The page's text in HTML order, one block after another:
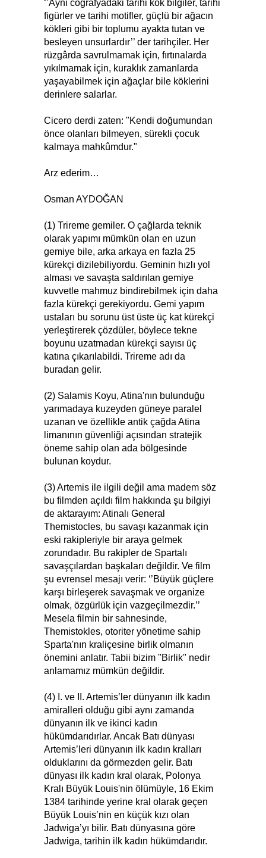
‘’Aynı coğrafyadaki tarihi kök bilgiler, tarihi
figürler ve tarihi motifler, güçlü bir ağacın
kökleri gibi bir toplumu ayakta tutan ve
besleyen unsurlardır’’ der tarihçiler. Her
rüzgârda savrulmamak için, fırtınalarda
yıkılmamak için, kuraklık zamanlarda
yaşayabilmek için ağaçlar bile köklerini
derinlere salarlar.
Cicero derdi zaten: "Kendi doğumundan
önce olanları bilmeyen, sürekli çocuk
kalmaya mahkûmdur."
Arz ederim…
Osman AYDOĞAN
(1) Trireme gemiler. O çağlarda teknik
olarak yapımı mümkün olan en uzun
gemiye bile, arka arkaya en fazla 25
kürekçi dizilebiliyordu. Geminin hızlı yol
alması ve savaşta saldırılan gemiye
kuvvetle mahmuz bindirebilmek için daha
fazla kürekçi gerekiyordu. Gemi yapım
ustaları bu sorunu üst üste üç kat kürekçi
yerleştirerek çözdüler, böylece tekne
boyunu uzatmadan kürekçi sayısı üç
katına çıkarılabildi. Trireme adı da
buradan gelir.
(2) Salamis Koyu, Atina'nın bulunduğu
yarımadaya kuzeyden güneye paralel
uzanan ve özellikle antik çağda Atina
limanının güvenliği açısından stratejik
öneme sahip olan ada bölgesinde
bulunan koydur.
(3) Artemis ile ilgili değil ama madem söz
bu filmden açıldı film hakkında şu bilgiyi
de aktarayım: Atinalı General
Themistocles, bu savaşı kazanmak için
eski rakipleriyle bir araya gelmek
zorundadır. Bu rakipler de Spartalı
savaşçılardan başkaları değildir. Ve film
şu evrensel mesajı verir: ‘’Büyük güçlere
karşı birleşerek savaşmak ve organize
olmak, özgürlük için vazgeçilmezdir.’’
Mesela filmin bir sahnesinde,
Themistokles, otoriter yönetime sahip
Sparta'nın kraliçesine birlik olmanın
önemini anlatır. Tabii bizim ''Birlik'' nedir
anlamamız mümkün değildir.
(4) I. ve II. Artemis’ler dünyanın ilk kadın
amiralleri olduğu gibi aynı zamanda
dünyanın ilk ve ikinci kadın
hükümdarıdırlar. Ancak Batı dünyası
Artemis’leri dünyanın ilk kadın kralları
olduklarını da görmezden gelir. Batı
dünyası ilk kadın kral olarak, Polonya
Kralı Büyük Louis'nin ölümüyle, 16 Ekim
1384 tarihinde yerine kral olarak geçen
Büyük Louis’nin en küçük kızı olan
Jadwiga’yı bilir. Batı dünyasına göre
Jadwiga, tarihin ilk kadın hükümdarıdır.